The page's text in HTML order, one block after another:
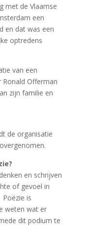
met de Vlaamse
een
en dat was een
optredens
van een
Offerman
zijn familie en
de organisatie
en schrijven
of gevoel in
is
weten wat er
dit podium te